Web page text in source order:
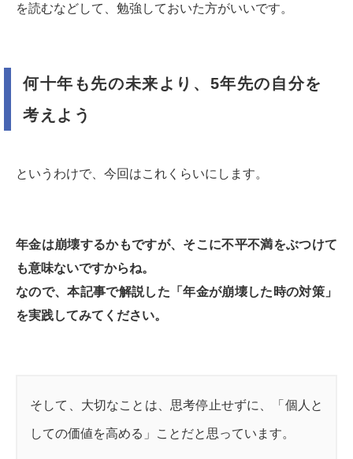
を読むなどして、勉強しておいた方がいいです。
何十年も先の未来より、5年先の自分を
考えよう
というわけで、今回はこれくらいにします。
年金は崩壊するかもですが、そこに不平不満をぶつけて
も意味ないですからね。
なので、本記事で解説した「年金が崩壊した時の対策」
を実践してみてください。
そして、大切なことは、思考停止せずに、「個人と
しての価値を高める」ことだと思っています。